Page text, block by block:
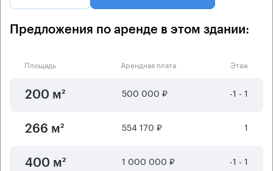
Предложения по аренде в этом здании:
Площадь Арендная плата Этаж
200 м² 500 000 ₽ -1 - 1
266 м² 554 170 ₽ 1
400 м² 1 000 000 ₽ -1 - 1